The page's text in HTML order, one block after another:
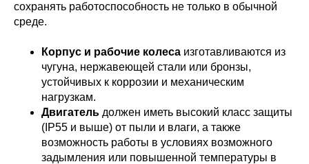
сохранять работоспособность не только в обычной
среде.
Корпус и рабочие колеса изготавливаются из
чугуна, нержавеющей стали или бронзы,
устойчивых к коррозии и механическим
нагрузкам.
Двигатель должен иметь высокий класс защиты
(IP55 и выше) от пыли и влаги, а также
возможность работы в условиях возможного
задымления или повышенной температуры в